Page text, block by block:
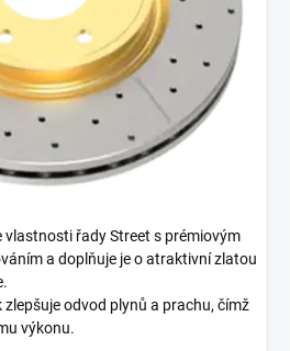
řady Street s prémiovým
a doplňuje je o atraktivní zlatou
odvod plynů a prachu, čímž
výkonu.